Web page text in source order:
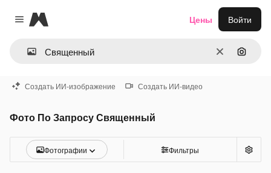
Close menu
Magnific
ОчиститьПоиск
Цены Войти
Создать ИИ-изображение Создать ИИ-видео
Фото По Запросу Священный
Фотографии Фильтры